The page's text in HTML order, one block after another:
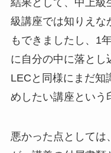
級講座では知りえな
もできましたし、1
に自分の中に落とし
LECと同様にまだ知
めしたい講座という
悪かった点としては